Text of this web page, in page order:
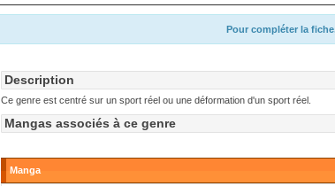
Pour compléter la
Description
Ce genre est centré sur un sport réel ou une déformation d'un sport réel.
Mangas associés à ce genre
Manga